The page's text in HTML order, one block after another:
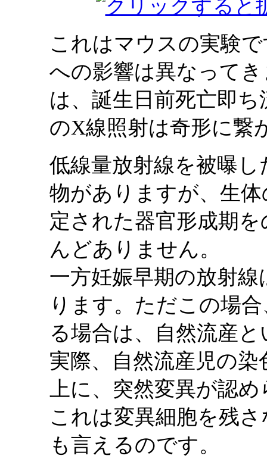
これはマウスの実験
への影響は異なって
は、誕生日前死亡即
のX線照射は奇形に繋
低線量放射線を被曝
物がありますが、生
定された器官形成期
んどありません。
一方妊娠早期の放射
ります。ただこの場
る場合は、自然流産
実際、自然流産児の
上に、突然変異が認
これは変異細胞を残
も言えるのです。